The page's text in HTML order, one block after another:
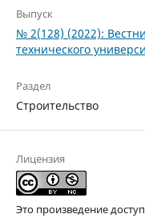
Выпуск
№ 2(128) (2022):
технического
Раздел
Строительство
Лицензия
Это произведение